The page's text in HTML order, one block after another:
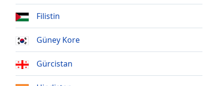
descriptions
off
selected
Subtitles
subtitles
settings,
Filistin
Güney Kore
Gürcistan